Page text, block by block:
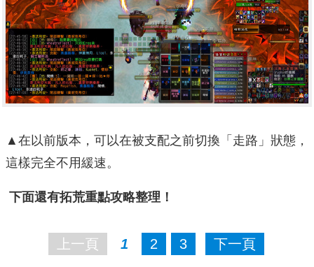
▲在以前版本，可以在被支配之前切換「走路」狀態，
這樣完全不用緩速。
下面還有拓荒重點攻略整理！
上一頁 1 2 3 下一頁